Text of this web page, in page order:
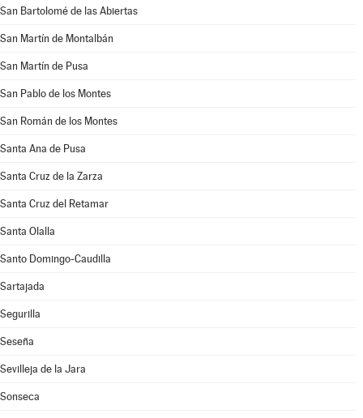
San Bartolomé de las Abiertas
San Martín de Montalbán
San Martín de Pusa
San Pablo de los Montes
San Román de los Montes
Santa Ana de Pusa
Santa Cruz de la Zarza
Santa Cruz del Retamar
Santa Olalla
Santo Domingo-Caudilla
Sartajada
Segurilla
Seseña
Sevilleja de la Jara
Sonseca